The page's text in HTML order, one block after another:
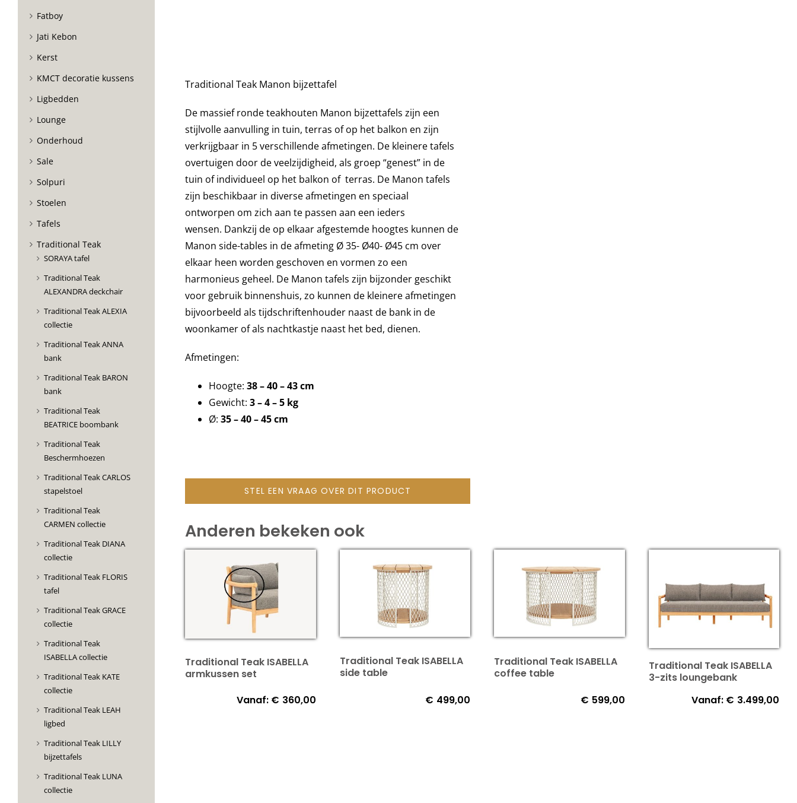
Traditional Teak Manon bijzettafel
De massief ronde teakhouten Manon bijzettafels zijn een
stijlvolle aanvulling in tuin, terras of op het balkon en zijn
verkrijgbaar in 5 verschillende afmetingen. De kleinere tafels
overtuigen door de veelzijdigheid, als groep “genest” in de
tuin of individueel op het balkon of terras. De Manon tafels
zijn beschikbaar in diverse afmetingen en speciaal
ontworpen om zich aan te passen aan een ieders
wensen. Dankzij de op elkaar afgestemde hoogtes kunnen de
Manon side-tables in de afmeting Ø 35- Ø40- Ø45 cm over
elkaar heen worden geschoven en vormen zo een
harmonieus geheel. De Manon tafels zijn bijzonder geschikt
voor gebruik binnenshuis, zo kunnen de kleinere afmetingen
bijvoorbeeld als tijdschriftenhouder naast de bank in de
woonkamer of als nachtkastje naast het bed, dienen.
Afmetingen:
Hoogte: 38 – 40 – 43 cm
Gewicht: 3 – 4 – 5 kg
Ø: 35 – 40 – 45 cm
STEL EEN VRAAG OVER DIT PRODUCT
Anderen bekeken ook
Traditional Teak ISABELLA
armkussen set
Vanaf: € 360,00
Traditional Teak ISABELLA
side table
€ 499,00
Traditional Teak ISABELLA
coffee table
€ 599,00
Traditional Teak ISABELLA
3-zits loungebank
Vanaf: € 3.499,00
Fatboy
Jati Kebon
Kerst
KMCT decoratie kussens
Ligbedden
Lounge
Onderhoud
Sale
Solpuri
Stoelen
Tafels
Traditional Teak
SORAYA tafel
Traditional Teak
ALEXANDRA deckchair
Traditional Teak ALEXIA
collectie
Traditional Teak ANNA
bank
Traditional Teak BARON
bank
Traditional Teak
BEATRICE boombank
Traditional Teak
Beschermhoezen
Traditional Teak CARLOS
stapelstoel
Traditional Teak
CARMEN collectie
Traditional Teak DIANA
collectie
Traditional Teak FLORIS
tafel
Traditional Teak GRACE
collectie
Traditional Teak
ISABELLA collectie
Traditional Teak KATE
collectie
Traditional Teak LEAH
ligbed
Traditional Teak LILLY
bijzettafels
Traditional Teak LUNA
collectie